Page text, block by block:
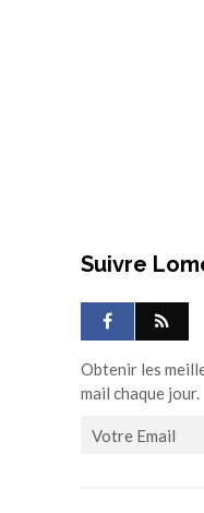
Suivre
Obtenir les
mail chaque jour.